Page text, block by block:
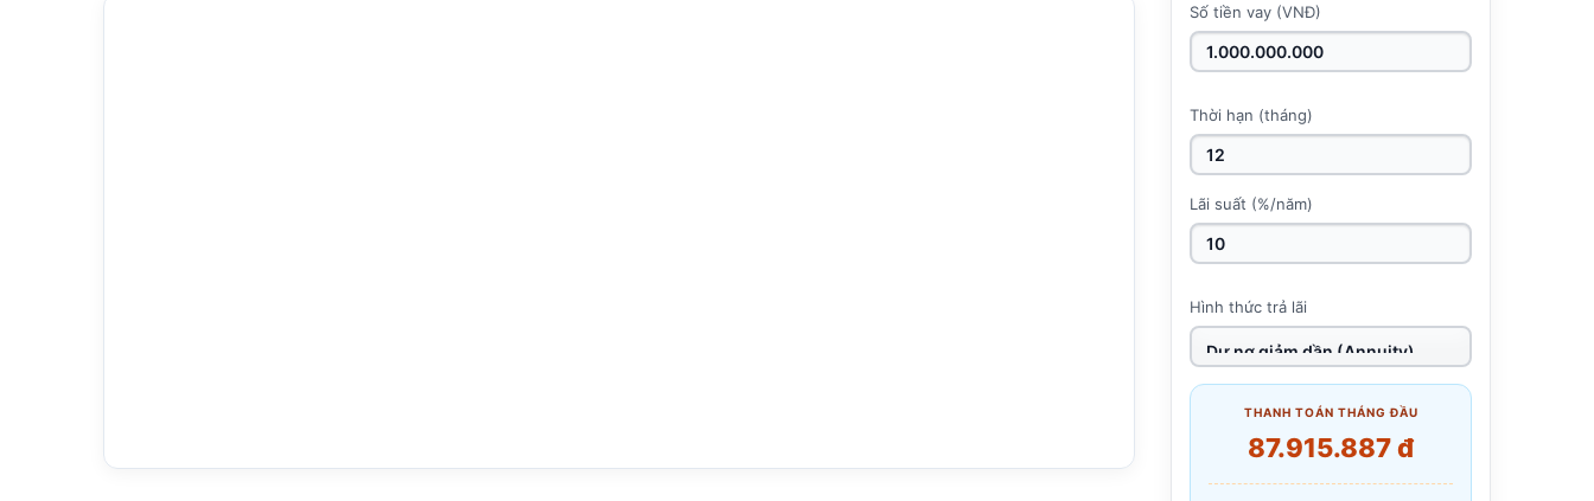
Số tiền vay (VNĐ)
Thời hạn (tháng)
Lãi suất (%/năm)
Hình thức trả lãi
THANH TOÁN THÁNG ĐẦU
87.915.887 đ